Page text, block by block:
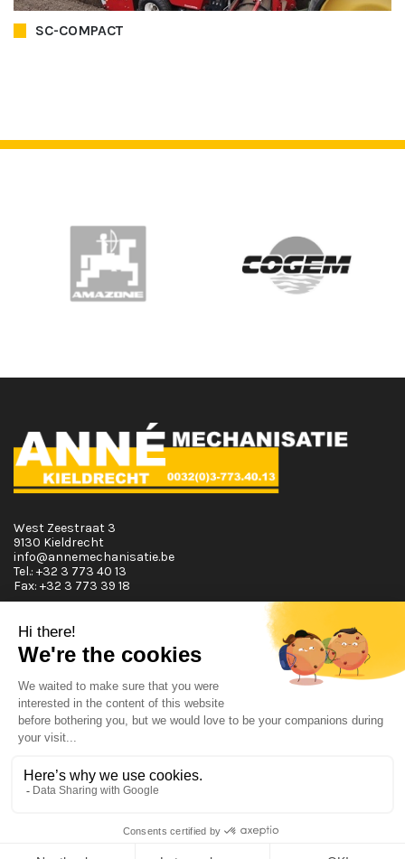
SC-COMPACT
Horaires d'ouvertures
Lundi T.E.M. Vendredi :
De 08:00 à 12:00 et de 13:00 à 17:30
De 08:00 à 12:00
West Zeestraat 3
9130 Kieldrecht
info@annemechanisatie.be
Tel.: +32 3 773 40 13
Fax: +32 3 773 39 18